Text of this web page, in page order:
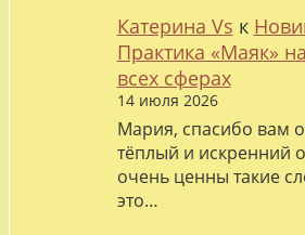
Катерина Vs к
Практика «Маяк»
всех сферах
14 июля 2026
Мария, спасибо вам
тёплый и искренний
очень ценны такие
это…